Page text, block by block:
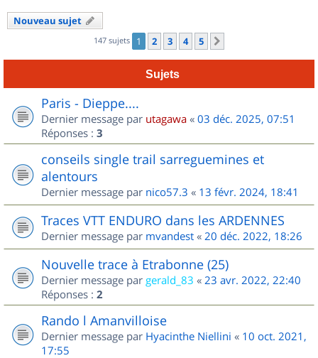
Nouveau sujet
147 sujets 1 2 3 4 5
Sujets
Paris - Dieppe....
Dernier message par utagawa « 03 déc. 2025, 07:51
Réponses : 3
conseils single trail sarreguemines et
alentours
Dernier message par nico57.3 « 13 févr. 2024, 18:41
Traces VTT ENDURO dans les ARDENNES
Dernier message par mvandest « 20 déc. 2022, 18:26
Nouvelle trace à Etrabonne (25)
Dernier message par gerald_83 « 23 avr. 2022, 22:40
Réponses : 2
Rando l Amanvilloise
Dernier message par Hyacinthe Niellini « 10 oct. 2021,
17:55